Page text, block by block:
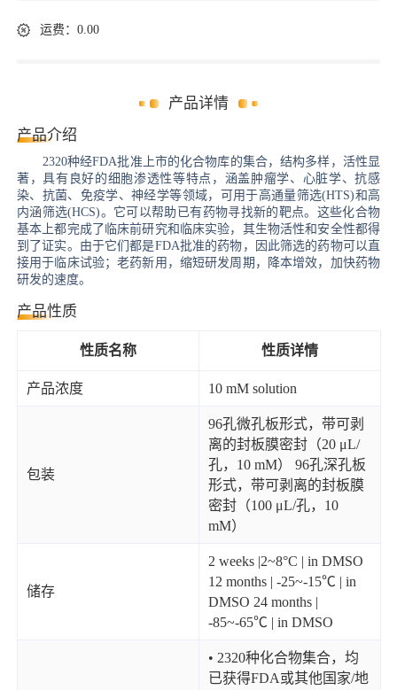
运费：0.00
产品详情
产品介绍
2320种经FDA批准上市的化合物库的集合，结构多样，活性显
著，具有良好的细胞渗透性等特点，涵盖肿瘤学、心脏学、抗感
染、抗菌、免疫学、神经学等领域，可用于高通量筛选(HTS)和高
内涵筛选(HCS)。它可以帮助已有药物寻找新的靶点。这些化合物
基本上都完成了临床前研究和临床实验，其生物活性和安全性都得
到了证实。由于它们都是FDA批准的药物，因此筛选的药物可以直
接用于临床试验；老药新用，缩短研发周期，降本增效，加快药物
研发的速度。
产品性质
性质名称 性质详情
产品浓度 10 mM solution
包装
96孔微孔板形式，带可剥
离的封板膜密封（20 μL/
孔，10 mM） 96孔深孔板
形式，带可剥离的封板膜
密封（100 μL/孔，10
mM）
储存
2 weeks |2~8°C | in DMSO
12 months | -25~-15℃ | in
DMSO 24 months |
-85~-65℃ | in DMSO
• 2320种化合物集合，均
已获得FDA或其他国家/地